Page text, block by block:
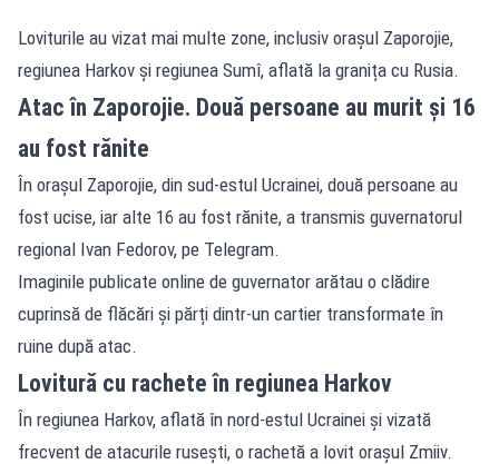
Loviturile au vizat mai multe zone, inclusiv orașul Zaporojie,
regiunea Harkov și regiunea Sumî, aflată la granița cu Rusia.
Atac în Zaporojie. Două persoane au murit și 16
au fost rănite
În orașul Zaporojie, din sud-estul Ucrainei, două persoane au
fost ucise, iar alte 16 au fost rănite, a transmis guvernatorul
regional Ivan Fedorov, pe Telegram.
Imaginile publicate online de guvernator arătau o clădire
cuprinsă de flăcări și părți dintr-un cartier transformate în
ruine după atac.
Lovitură cu rachete în regiunea Harkov
În regiunea Harkov, aflată în nord-estul Ucrainei și vizată
frecvent de atacurile rusești, o rachetă a lovit orașul Zmiiv.